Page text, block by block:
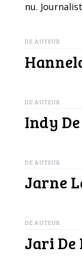
nu.
DE AUTEUR
DE AUTEUR
Indy
DE AUTEUR
Jarne
DE AUTEUR
Jari